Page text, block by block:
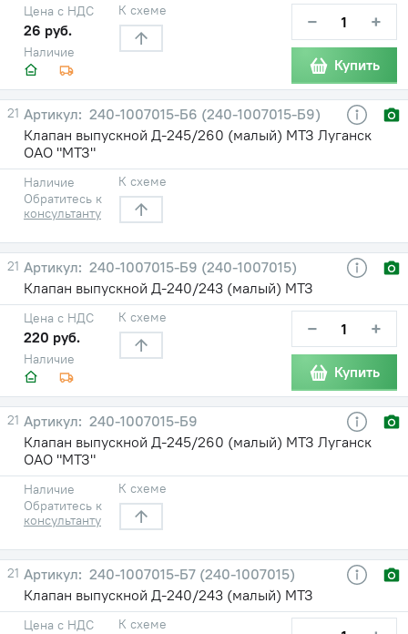
Наличие
Цена с НДС
26 руб.
К схеме − +
Купить
21
240-1007015-Б6 (240-1007015-Б9)
Клапан выпускной Д-245/260 (малый) МТЗ Луганск
ОАО "МТЗ"
Наличие
Обратитесь к
консультанту
К схеме
21
240-1007015-Б9 (240-1007015)
Клапан выпускной Д-240/243 (малый) МТЗ
Наличие
Цена с НДС
220 руб.
К схеме − +
Купить
21
240-1007015-Б9
Клапан выпускной Д-245/260 (малый) МТЗ Луганск
ОАО "МТЗ"
Наличие
Обратитесь к
консультанту
К схеме
21
240-1007015-Б7 (240-1007015)
Клапан выпускной Д-240/243 (малый) МТЗ
Цена с НДС К схеме